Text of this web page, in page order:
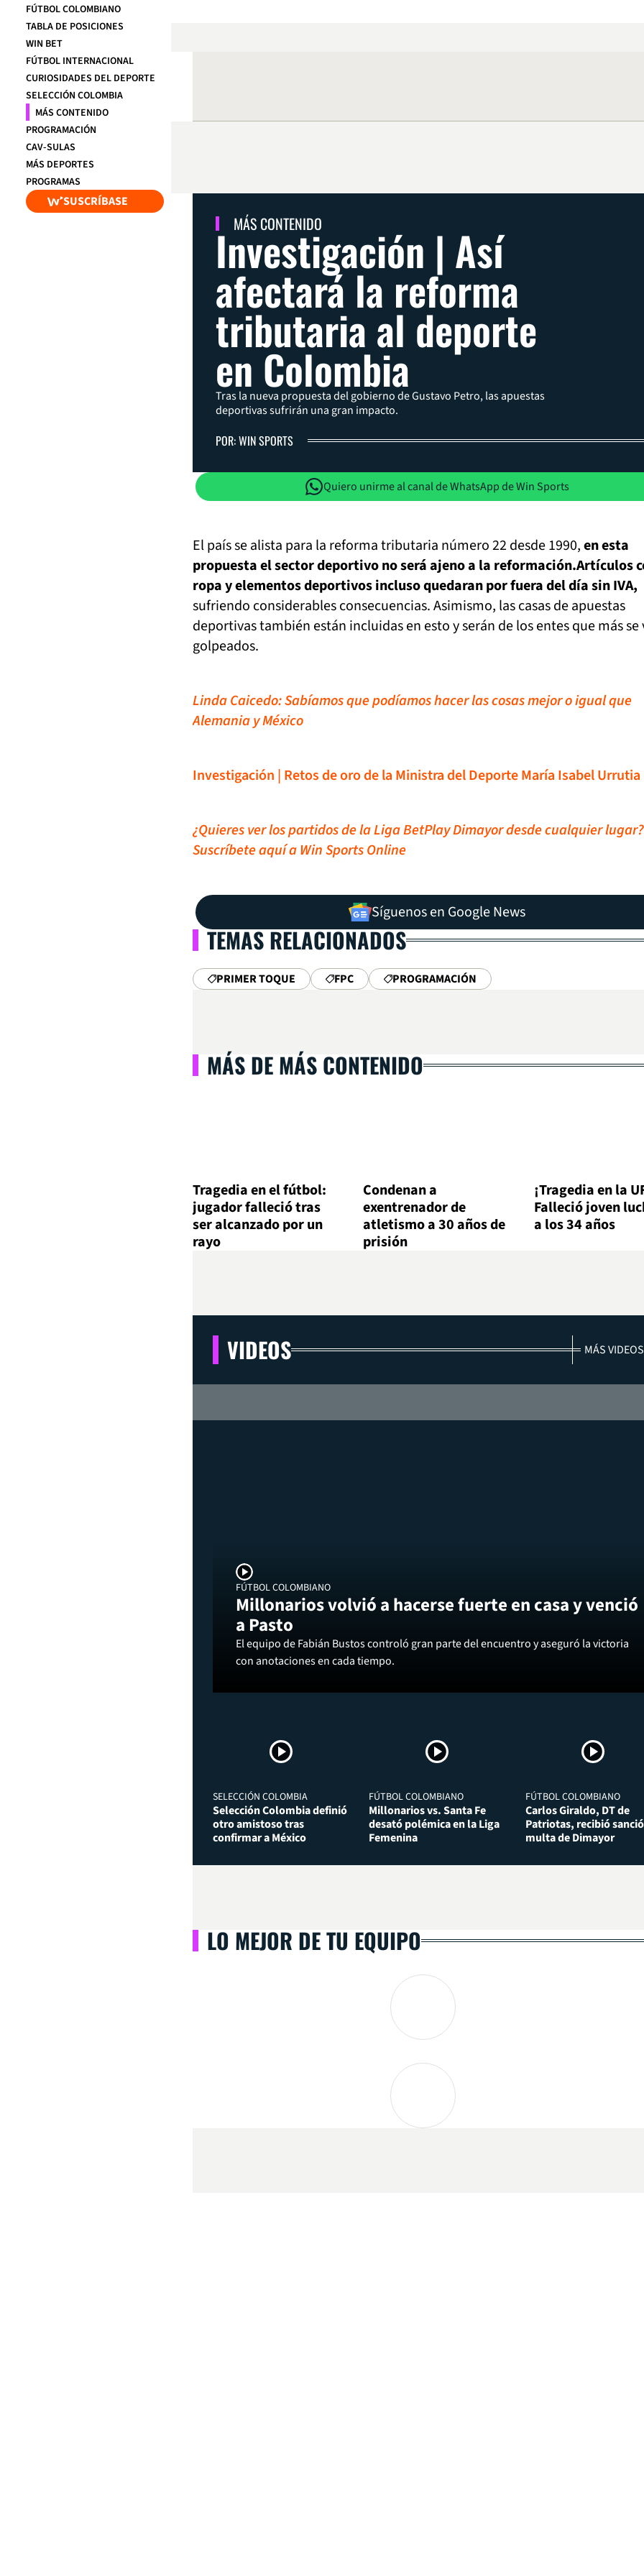
FÚTBOL COLOMBIANO
TABLA DE POSICIONES
WIN BET
FÚTBOL INTERNACIONAL
CURIOSIDADES DEL DEPORTE
SELECCIÓN COLOMBIA
MÁS CONTENIDO
PROGRAMACIÓN
CAV-SULAS
MÁS DEPORTES
PROGRAMAS
SUSCRÍBASE
MÁS CONTENIDO
Investigación | Así
afectará la reforma
tributaria al deporte
en Colombia
Tras la nueva propuesta del gobierno de Gustavo Petro, las apuestas
deportivas sufrirán una gran impacto.
POR: WIN SPORTS
Quiero unirme al canal de WhatsApp de Win Sports
El país se alista para la reforma tributaria número 22 desde 1990,en esta
propuesta el sector deportivo no será ajeno a la reformación.Artículos
ropa y elementos deportivos incluso quedaran por fuera del día sin IVA,
sufriendo considerables consecuencias. Asimismo, las casas de apuestas
deportivas también están incluidas en esto y serán de los entes que más se
golpeados.
Linda Caicedo: Sabíamos que podíamos hacer las cosas mejor o igual que
Alemania y México
Investigación | Retos de oro de la Ministra del Deporte María Isabel Urrutia
¿Quieres ver los partidos de la Liga BetPlay Dimayor desde cualquier lugar?
Suscríbete aquí a Win Sports Online
Síguenos en Google News
TEMAS RELACIONADOS
PRIMER TOQUE FPC PROGRAMACIÓN
MÁS DE MÁS CONTENIDO
Tragedia en el fútbol:
jugador falleció tras
ser alcanzado por un
rayo
Condenan a
exentrenador de
atletismo a 30 años de
prisión
¡Tragedia en la
Falleció joven
a los 34 años
VIDEOS MÁS VIDEOS
FÚTBOL COLOMBIANO
Millonarios volvió a hacerse fuerte en casa y venció
a Pasto
El equipo de Fabián Bustos controló gran parte del encuentro y aseguró la victoria
con anotaciones en cada tiempo.
SELECCIÓN COLOMBIA
Selección Colombia definió
otro amistoso tras
confirmar a México
FÚTBOL COLOMBIANO
Millonarios vs. Santa Fe
desató polémica en la Liga
Femenina
FÚTBOL COLOMBIANO
Carlos Giraldo, DT de
Patriotas, recibió
multa de Dimayor
LO MEJOR DE TU EQUIPO